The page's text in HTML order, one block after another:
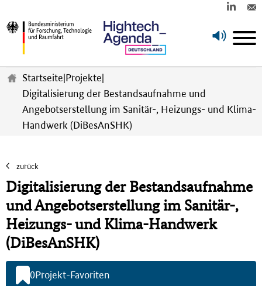
Startseite Projekte
Digitalisierung der Bestandsaufnahme und
Angebotserstellung im Sanitär-, Heizungs- und Klima-
Handwerk (DiBesAnSHK)
zurück
Digitalisierung der Bestandsaufnahme
und Angebotserstellung im Sanitär-,
Heizungs- und Klima-Handwerk
(DiBesAnSHK)
0Projekt-Favoriten